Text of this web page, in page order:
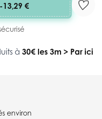
13,29 €
à 30€ les 3m > Par ici
environ